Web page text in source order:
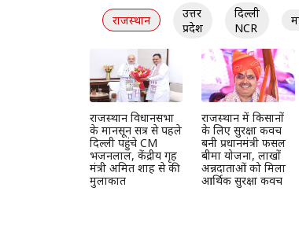
राजस्थान
उत्तर
प्रदेश
दिल्ली
NCR
राजस्थान विधानसभा
के मानसून सत्र से पहले
दिल्ली पहुंचे CM
भजनलाल, केंद्रीय गृह
मंत्री अमित शाह से की
मुलाकात
राजस्थान में किसानों
के लिए सुरक्षा कवच
बनी प्रधानमंत्री फसल
बीमा योजना, लाखों
अन्नदाताओं को मिला
आर्थिक सुरक्षा कवच